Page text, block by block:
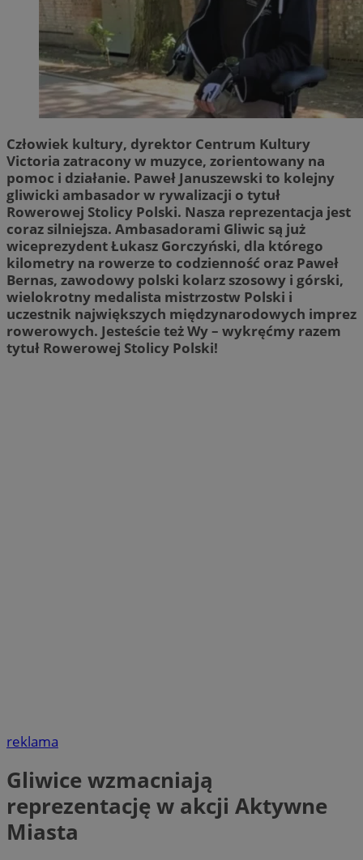
Człowiek kultury, dyrektor Centrum Kultury
Victoria zatracony w muzyce, zorientowany na
pomoc i działanie. Paweł Januszewski to kolejny
gliwicki ambasador w rywalizacji o tytuł
Rowerowej Stolicy Polski. Nasza reprezentacja jest
coraz silniejsza. Ambasadorami Gliwic są już
wiceprezydent Łukasz Gorczyński, dla którego
kilometry na rowerze to codzienność oraz Paweł
Bernas, zawodowy polski kolarz szosowy i górski,
wielokrotny medalista mistrzostw Polski i
uczestnik największych międzynarodowych imprez
rowerowych. Jesteście też Wy – wykręćmy razem
tytuł Rowerowej Stolicy Polski!
reklama
Gliwice wzmacniają
reprezentację w akcji Aktywne
Miasta